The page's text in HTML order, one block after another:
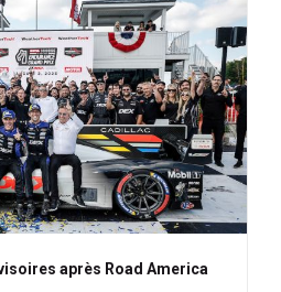
après Road America